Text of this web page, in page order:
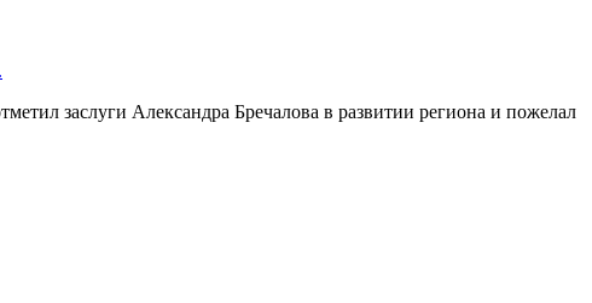
заслуги Александра Бречалова в развитии региона и пожелал